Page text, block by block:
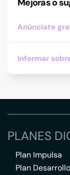
Mejoras o
Anúnciate
Informar
PLANES
Plan Impulsa
Plan Desarrollo